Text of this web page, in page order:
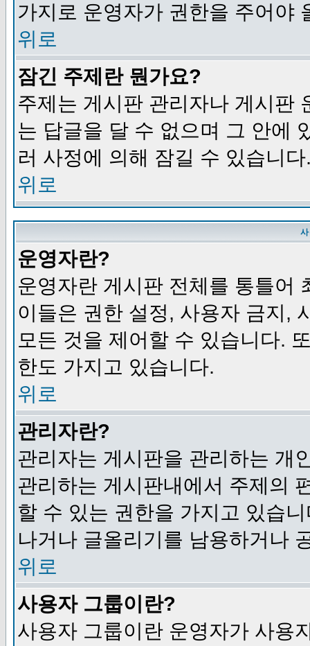
가지로 운영자가 권한을 주어야
위로
잠긴 주제란 뭔가요?
주제는 게시판 관리자나 게시판
는 답글을 달 수 없으며 그 안에
러 사정에 의해 잠길 수 있습니다
위로
운영자란?
운영자란 게시판 전체를 통틀어
이들은 권한 설정, 사용자 금지,
모든 것을 제어할 수 있습니다.
한도 가지고 있습니다.
위로
관리자란?
관리자는 게시판을 관리하는 개
관리하는 게시판내에서 주제의
할 수 있는 권한을 가지고 있습
나거나 글올리기를 남용하거나
위로
사용자 그룹이란?
사용자 그룹이란 운영자가 사용